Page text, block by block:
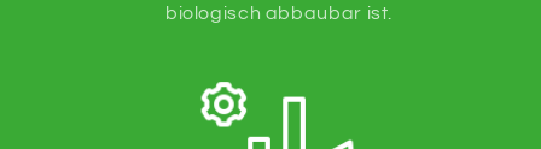
biologisch abbaubar ist.